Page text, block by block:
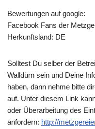
Bewertungen auf google:
Facebook Fans der
Herkunftsland: DE
Solltest Du selber der
Walldürn sein und Deine
haben, dann nehme bitte
auf. Unter diesem Link
oder Überarbeitung des
anfordern: http://